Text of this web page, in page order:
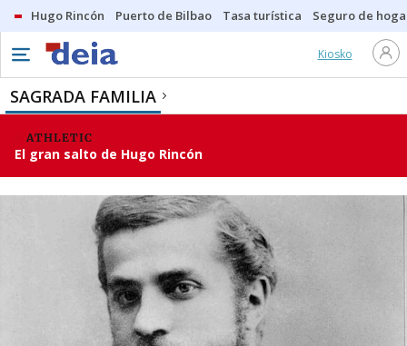
Hugo Rincón Puerto de Bilbao Tasa turística Seguro de
Kiosko
SAGRADA FAMILIA
ATHLETIC
El gran salto de Hugo Rincón